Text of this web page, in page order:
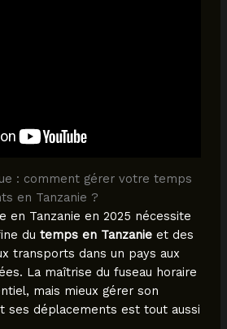
: comment gérer votre temps
en Tanzanie ?
en Tanzanie en 2025 nécessite
du temps en Tanzanieet des
transports dans un pays aux
La maîtrise du fuseau horaire
mais mieux gérer son
ses déplacements est tout aussi